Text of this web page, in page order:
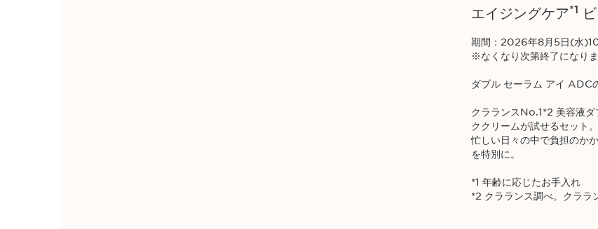
エイジングケア*1
期間：2026年8月5日(水
※なくなり次第終了になりま
ダブル セーラム アイ ADC
クラランスNo.1*2 美容液
ククリームが試せるセット。​
忙しい日々の中で負担のか
を特別に。​
*1 年齢に応じたお手入れ​
*2 クラランス調べ。クラ